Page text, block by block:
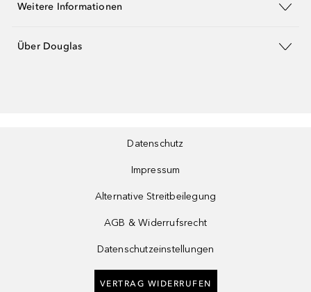
Weitere Informationen
Über Douglas
Datenschutz
Impressum
Alternative Streitbeilegung
AGB & Widerrufsrecht
Datenschutzeinstellungen
VERTRAG WIDERRUFEN